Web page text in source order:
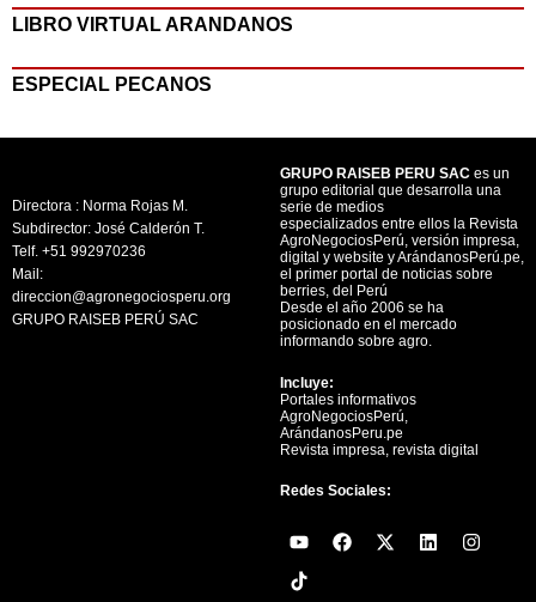
LIBRO VIRTUAL ARANDANOS
ESPECIAL PECANOS
Directora : Norma Rojas M.
Subdirector: José Calderón T.
Telf. +51 992970236
Mail:
direccion@agronegociosperu.org
GRUPO RAISEB PERÚ SAC
GRUPO RAISEB PERU SAC es un
grupo editorial que desarrolla una
serie de medios
especializados entre ellos la Revista
AgroNegociosPerú, versión impresa,
digital y website y ArándanosPerú.pe,
el primer portal de noticias sobre
berries, del Perú
Desde el año 2006 se ha
posicionado en el mercado
informando sobre agro.
Incluye:
Portales informativos
AgroNegociosPerú,
ArándanosPeru.pe
Revista impresa, revista digital
Redes Sociales:
Y
o
u
t
F
a
X
-
L
i
I
n